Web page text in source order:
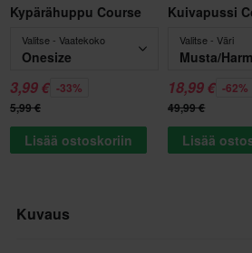
Kypärähuppu Course
Valitse - Vaatekoko
Onesize
3,99 € -33%
5,99 €
Lisää ostoskoriin
Kuivapussi
Valitse - Väri
Musta/
18,99 € -62%
49,99 €
Lisää
Kuvaus